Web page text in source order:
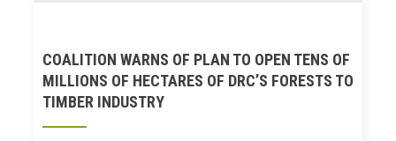
COALITION WARNS OF PLAN TO OPEN TENS OF
MILLIONS OF HECTARES OF DRC’S FORESTS TO
TIMBER INDUSTRY